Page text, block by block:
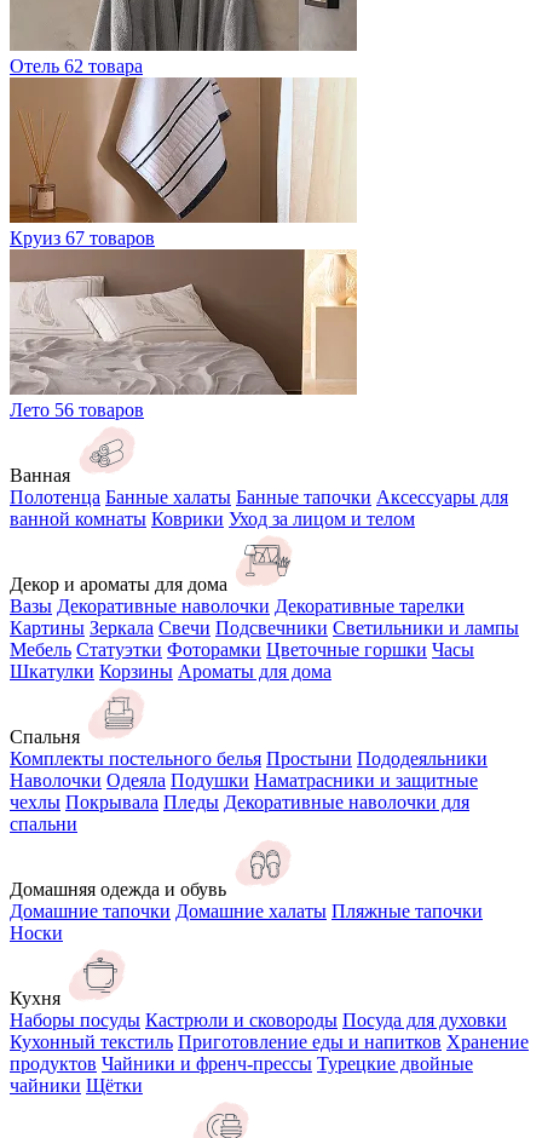
Отель 62 товара
Круиз 67 товаров
Лето 56 товаров
Ванная
Полотенца Банные халаты Банные тапочки Аксессуары для
ванной комнаты Коврики Уход за лицом и телом
Декор и ароматы для дома
Вазы Декоративные наволочки Декоративные тарелки
Картины Зеркала Свечи Подсвечники Светильники и лампы
Мебель Статуэтки Фоторамки Цветочные горшки Часы
Шкатулки Корзины Ароматы для дома
Спальня
Комплекты постельного белья Простыни Пододеяльники
Наволочки Одеяла Подушки Наматрасники и защитные
чехлы Покрывала Пледы Декоративные наволочки для
спальни
Домашняя одежда и обувь
Домашние тапочки Домашние халаты Пляжные тапочки
Носки
Кухня
Наборы посуды Кастрюли и сковороды Посуда для духовки
Кухонный текстиль Приготовление еды и напитков Хранение
продуктов Чайники и френч-прессы Турецкие двойные
чайники Щётки